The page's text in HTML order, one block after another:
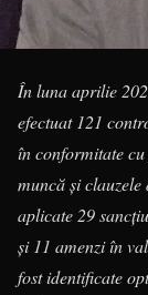
În luna aprilie
efectuat 121
în conformitate
muncă şi
aplicate 29
şi 11 amenzi în
fost identificate